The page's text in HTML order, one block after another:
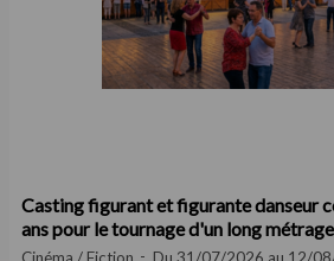
Casting figurant et figurante danseur
ans pour le tournage d'un long métrage